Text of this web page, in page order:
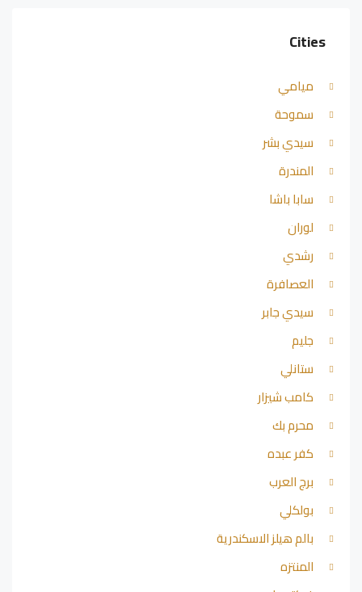
Cities
ميامي
سموحة
سيدي بشر
المندرة
سابا باشا
لوران
رشدي
العصافرة
سيدي جابر
جليم
ستانلي
كامب شيزار
محرم بك
كفر عبده
برج العرب
بولكلي
بالم هيلز الاسكندرية
المنتزه